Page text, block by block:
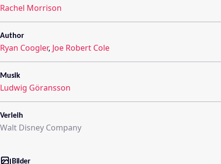
Rachel Morrison
Author
Ryan Coogler, Joe Robert Cole
Musik
Ludwig Göransson
Verleih
Walt Disney Company
Bilder